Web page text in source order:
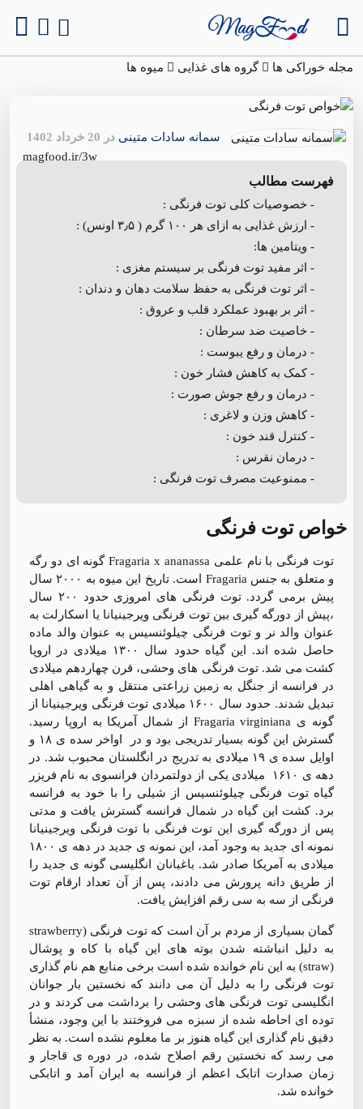
مجله خوراکی ها گروه های غذایی میوه ها
سمانه سادات متینی در 20 خرداد 1402
magfood.ir/3w
فهرست مطالب
- خصوصیات کلی توت فرنگی :
- ارزش غذایی به ازای هر ۱۰۰ گرم ( ۳٫۵ اونس) :
- ویتامین ها:
- اثر مفید توت فرنگی بر سیستم مغزی :
- اثر توت فرنگی به حفظ سلامت دهان و دندان :
- اثر بر بهبود عملکرد قلب و عروق :
- خاصیت ضد سرطان :
- درمان و رفع یبوست :
- کمک به کاهش فشار خون :
- درمان و رفع جوش صورت :
- کاهش وزن و لاغری :
- کنترل قند خون :
- درمان نقرس :
- ممنوعیت مصرف توت فرنگی :
خواص توت فرنگی
توت فرنگی با نام علمی Fragaria x ananassa گونه ای دو رگه
و متعلق به جنس Fragaria است. تاریخ این میوه به ۲۰۰۰ سال
پیش برمی گردد. توت فرنگی های امروزی حدود ۲۰۰ سال
،پیش از دورگه گیری بین توت فرنگی ویرجینیانا یا اسکارلت به
عنوان والد نر و توت فرنگی چیلوئنسیس به عنوان والد ماده
حاصل شده اند. این گیاه حدود سال ۱۳۰۰ میلادی در اروپا
کشت می شد. توت فرنگی های وحشی، قرن چهاردهم میلادی
در فرانسه از جنگل به زمین زراعتی منتقل و به گیاهی اهلی
تبدیل شدند. حدود سال ۱۶۰۰ میلادی توت فرنگی ویرجینیانا از
گونه ی Fragaria virginiana از شمال آمریکا به اروپا رسید.
گسترش این گونه بسیار تدریجی بود و در اواخر سده ی ۱۸ و
اوایل سده ی ۱۹ میلادی به تدریج در انگلستان محبوب شد. در
دهه ی ۱۶۱۰ میلادی یکی از دولتمردان فرانسوی به نام فریزر
گیاه توت فرنگی چیلوئنسیس از شیلی را با خود به فرانسه
برد. کشت این گیاه در شمال فرانسه گسترش یافت و مدتی
پس از دورگه گیری این توت فرنگی با توت فرنگی ویرجینیانا
نمونه ای جدید به وجود آمد، این نمونه ی جدید در دهه ی ۱۸۰۰
میلادی به آمریکا صادر شد. باغبانان انگلیسی گونه ی جدید را
از طریق دانه پرورش می دادند، پس از آن تعداد ارقام توت
فرنگی از سه به سی رقم افزایش یافت.
گمان بسیاری از مردم بر آن است که توت فرنگی (strawberry
به دلیل انباشته شدن بوته های این گیاه با کاه و پوشال
(straw) به این نام خوانده شده است برخی منابع هم نام گذاری
توت فرنگی را به دلیل آن می دانند که نخستین بار جوانان
انگلیسی توت فرنگی های وحشی را برداشت می کردند و در
توده ای احاطه شده از سبزه می فروختند با این وجود، منشأ
دقیق نام گذاری این گیاه هنوز بر ما معلوم نشده است. به نظر
می رسد که نخستین رقم اصلاح شده، در دوره ی قاجار و
زمان صدارت اتابک اعظم از فرانسه به ایران آمد و اتابکی
خوانده شد.